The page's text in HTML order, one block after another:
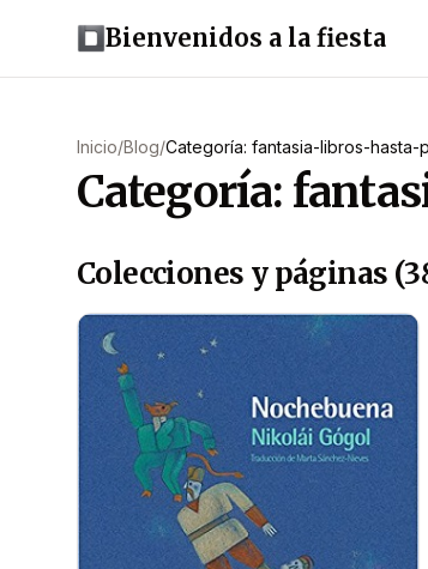
Bienvenidos a la fiesta
Inicio/Blog/Categoría: fantasia-libros-
Categoría:
Colecciones y páginas